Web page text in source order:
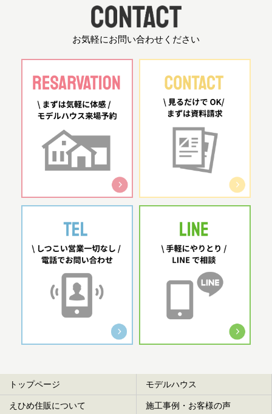
お気軽にお問い合わせください
トップページ モデルハウス
えひめ住販について 施工事例・お客様の声